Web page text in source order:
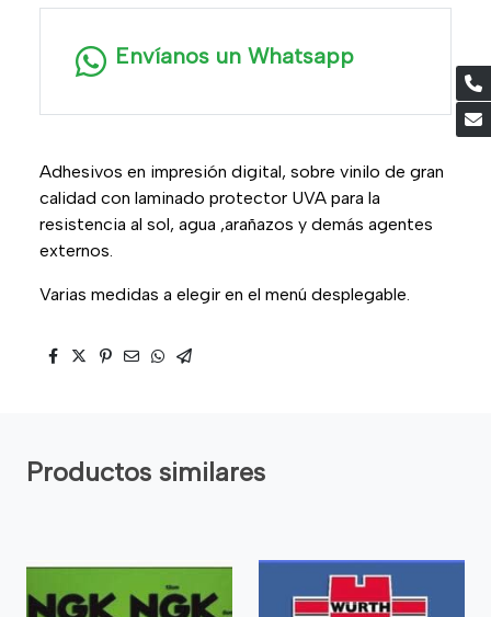
Envíanos un Whatsapp
Adhesivos en impresión digital, sobre vinilo de gran
calidad con laminado protector UVA para la
resistencia al sol, agua ,arañazos y demás agentes
externos.
Varias medidas a elegir en el menú desplegable.
Productos similares